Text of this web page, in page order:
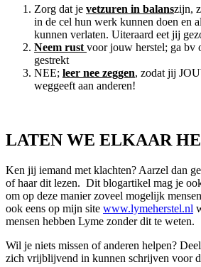
Zorg dat je vetzuren in balanszijn,
in de cel hun werk kunnen doen en
kunnen verlaten. Uiteraard eet jij
Neem rust voor jouw herstel; ga bv
gestrekt
NEE; leer nee zeggen, zodat jij
weggeeft aan anderen!
LATEN WE ELKAAR
Ken jij iemand met klachten? Aarzel dan
of haar dit lezen. Dit blogartikel mag je
om op deze manier zoveel mogelijk
ook eens op mijn site www.lymeherstel.nl
mensen hebben Lyme zonder dit te weten.
Wil je niets missen of anderen helpen?
zich vrijblijvend in kunnen schrijven voor